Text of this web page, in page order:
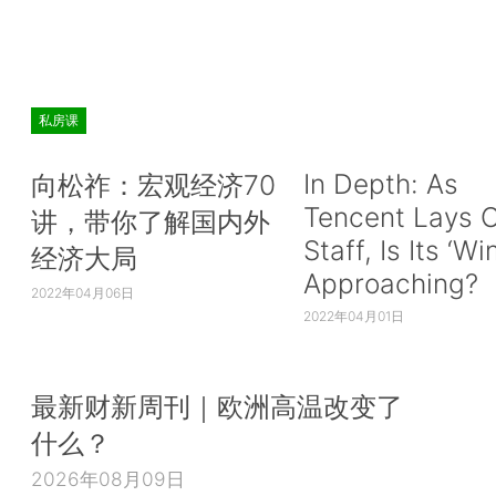
私房课
向松祚：宏观经济70
讲，带你了解国内外
经济大局
2022年04月06日
In Depth: As
Tencent Lays
Staff, Is Its
Approaching?
2022年04月01日
最新财新周刊｜欧洲高温改变了
什么？
2026年08月09日